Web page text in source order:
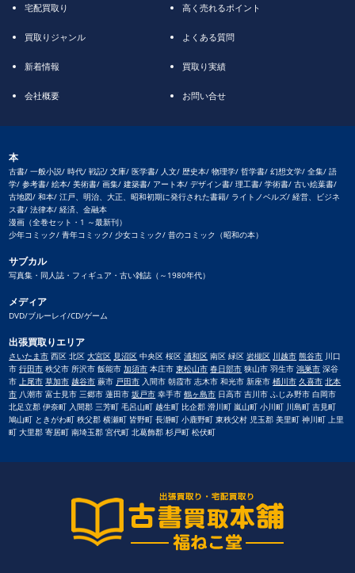
宅配買取り 高く売れるポイント
買取りジャンル よくある質問
新着情報 買取り実績
会社概要 お問い合せ
本
古書/ 一般小説/ 時代/ 戦記/ 文庫/ 医学書/ 人文/ 歴史本/ 物理学/ 哲学書/ 幻想文学/ 全集/ 語
学/ 参考書/ 絵本/ 美術書/ 画集/ 建築書/ アート本/ デザイン書/ 理工書/ 学術書/ 古い絵葉書/
古地図/ 和本/ 江戸、明治、大正、昭和初期に発行された書籍/ ライトノベルズ/ 経営、ビジネ
ス書/ 法律本/ 経済、金融本
漫画（全巻セット・1 ～最新刊）
少年コミック/ 青年コミック/ 少女コミック/ 昔のコミック（昭和の本）
サブカル
写真集・同人誌・フィギュア・古い雑誌（～1980年代）
メディア
DVD/ブルーレイ/CD/ゲーム
出張買取りエリア
さいたま市 西区 北区大宮区 見沼区 中央区 桜区浦和区 南区 緑区岩槻区 川越市 熊谷市 川口
市行田市 秩父市 所沢市 飯能市加須市 本庄市東松山市 春日部市 狭山市 羽生市鴻巣市 深谷
市 上尾市 草加市 越谷市 蕨市 戸田市 入間市 朝霞市 志木市 和光市 新座市桶川市 久喜市 北本
市 八潮市 富士見市 三郷市 蓮田市坂戸市 幸手市鶴ヶ島市 日高市 吉川市 ふじみ野市 白岡市
北足立郡 伊奈町 入間郡 三芳町 毛呂山町 越生町 比企郡 滑川町 嵐山町 小川町 川島町 吉見町
鳩山町 ときがわ町 秩父郡 横瀬町 皆野町 長瀞町 小鹿野町 東秩父村 児玉郡 美里町 神川町 上里
町 大里郡 寄居町 南埼玉郡 宮代町 北葛飾郡 杉戸町 松伏町